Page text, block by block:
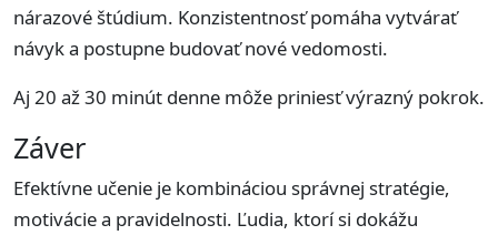
nárazové štúdium. Konzistentnosť pomáha vytvárať
návyk a postupne budovať nové vedomosti.
Aj 20 až 30 minút denne môže priniesť výrazný pokrok.
Záver
Efektívne učenie je kombináciou správnej stratégie,
motivácie a pravidelnosti. Ľudia, ktorí si dokážu